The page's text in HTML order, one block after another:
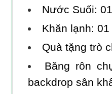
Nước Suối:
Khăn lạnh:
Quà tặng trò
Băng rôn
backdrop sân